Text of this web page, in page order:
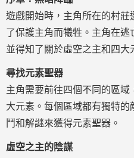
遊戲開始時，主角所在的村
了保護主角而犧牲。主角在逃
並得知了關於虛空之主和四大
尋找元素聖器
主角需要前往四個不同的區
大元素。每個區域都有獨特
鬥和解謎來獲得元素聖器。
虛空之主的陰謀